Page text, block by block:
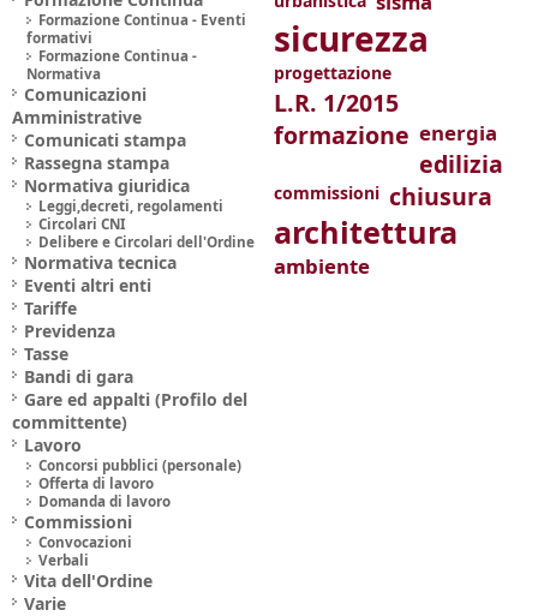
Formazione Continua - Eventi
formativi
Formazione Continua -
Normativa
Comunicazioni
Amministrative
Comunicati stampa
Rassegna stampa
Normativa giuridica
Leggi,decreti, regolamenti
Circolari CNI
Delibere e Circolari dell'Ordine
Normativa tecnica
Eventi altri enti
Tariffe
Previdenza
Tasse
Bandi di gara
Gare ed appalti (Profilo del
committente)
Lavoro
Concorsi pubblici (personale)
Offerta di lavoro
Domanda di lavoro
Commissioni
Convocazioni
Verbali
Vita dell'Ordine
Varie
sicurezza
progettazione
L.R. 1/2015
formazione energia
edilizia
commissioni chiusura
architettura
ambiente